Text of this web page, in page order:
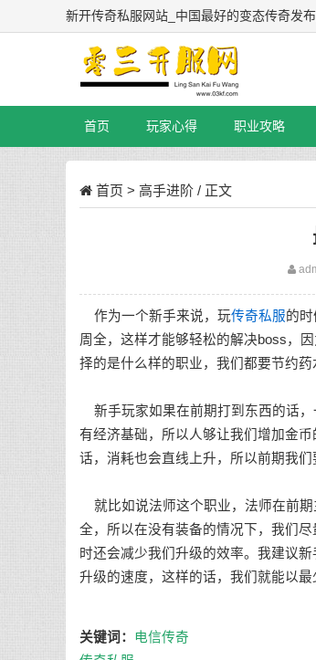
新开传奇私服网站_中国最好的变态传奇发布
首页 玩家心得 职业攻略
首页 > 高手进阶 / 正文
作为一个新手来说，玩传奇私服的
周全，这样才能够轻松的解决boss，
择的是什么样的职业，我们都要节约
新手玩家如果在前期打到东西的话，
有经济基础，所以人够让我们增加金
话，消耗也会直线上升，所以前期我
就比如说法师这个职业，法师在前期
全，所以在没有装备的情况下，我们
时还会减少我们升级的效率。我建议
升级的速度，这样的话，我们就能以
关键词： 电信传奇